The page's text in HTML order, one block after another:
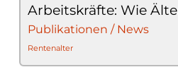
Arbeitskräfte: Wie
Publikationen / News
Rentenalter